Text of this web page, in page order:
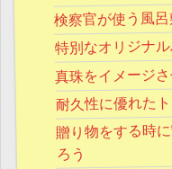
検察官が使う風
特別なオリジナ
真珠をイメージ
耐久性に優れた
贈り物をする時
ろう